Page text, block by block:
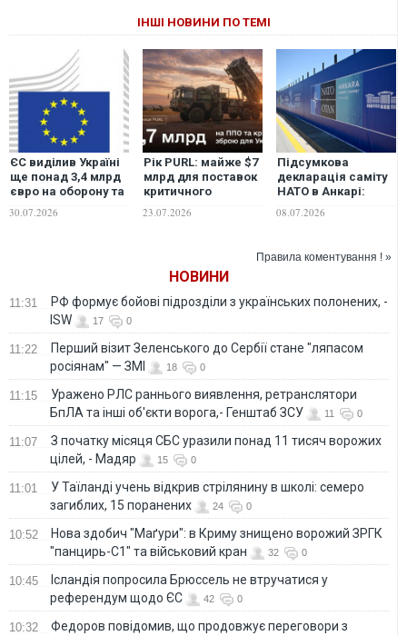
ІНШІ НОВИНИ ПО ТЕМІ
ЄС виділив Україні
ще понад 3,4 млрд
євро на оборону та
озброєння
30.07.2026
Рік PURL: майже $7
млрд для поставок
критичного
озброєння для
України
23.07.2026
Підсумкова
декларація саміту
НАТО в Анкарі:
Україні підтвердили
70 млрд євро
08.07.2026
Правила коментування ! »
НОВИНИ
11:31
РФ формує бойові підрозділи з українських полонених, -
ISW
17 0
11:22
Перший візит Зеленського до Сербії стане "ляпасом
росіянам" — ЗМІ
18 0
11:15
Уражено РЛС раннього виявлення, ретранслятори
БпЛА та інші об'єкти ворога,- Генштаб ЗСУ
11 0
11:07
З початку місяця СБС уразили понад 11 тисяч ворожих
цілей, - Мадяр
15 0
11:01
У Таїланді учень відкрив стрілянину в школі: семеро
загиблих, 15 поранених
24 0
10:52
Нова здобич "Маґури": в Криму знищено ворожий ЗРГК
"панцирь-С1" та військовий кран
32 0
10:45
Ісландія попросила Брюссель не втручатися у
референдум щодо ЄС
42 0
10:32
Федоров повідомив, що продовжує переговори з